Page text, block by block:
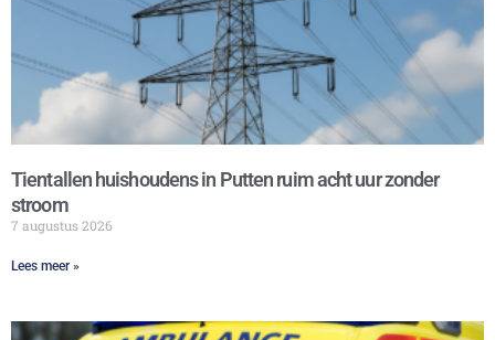
Tientallen huishoudens in Putten ruim acht uur zonder
stroom
7 augustus 2026
Lees meer »